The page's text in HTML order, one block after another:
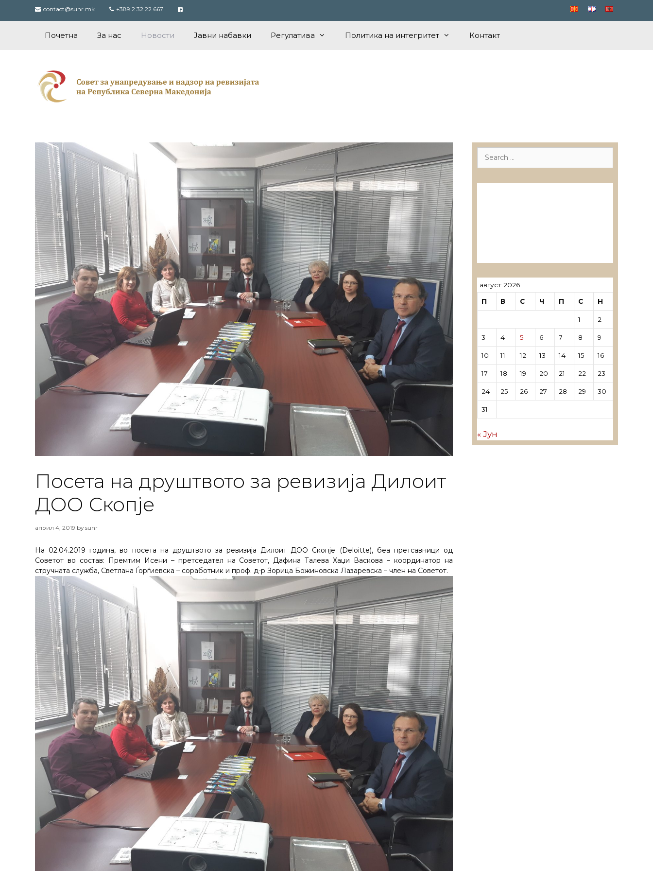
contact@sunr.mk +389 2 32 22 667
Почетна За нас Новости Јавни набавки Регулатива Политика на интегритет Контакт
Посета на друштвото за ревизија Дилоит
ДОО Скопје
април 4, 2019 bysunr
На 02.04.2019 година, во посета на друштвото за ревизија Дилоит ДОО Скопје (Deloitte), беа претсавници од
Советот во состав: Премтим Исени – претседател на Советот, Дафина Талева Хаџи Васкова – координатор на
стручната служба, Светлана Ѓорѓиевска – соработник и проф. д-р Зорица Божиновска Лазаревска – член на Советот.
Search
август 2026
П В С Ч П С Н
1 2
3 4 5 6 7 8 9
10 11 12 13 14 15 16
17 18 19 20 21 22 23
24 25 26 27 28 29 30
31
« Јун